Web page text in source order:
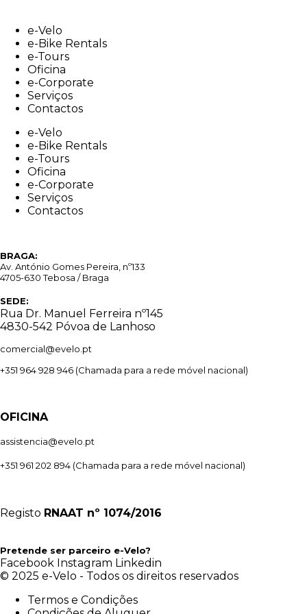
contente-Velo
e-Bike Rentals
e-Tours
Oficina
e-Corporate
Serviços
Contactos
e-Velo
e-Bike Rentals
e-Tours
Oficina
e-Corporate
Serviços
Contactos
BRAGA:
Av. António Gomes Pereira, nº133
4705-630 Tebosa / Braga
SEDE:
Rua Dr. Manuel Ferreira nº145
4830-542 Póvoa de Lanhoso
comercial@evelo.pt
+351 964 928 946 (Chamada para a rede móvel nacional)
OFICINA
assistencia@evelo.pt
+351 961 202 894 (Chamada para a rede móvel nacional)
Registo RNAAT nº 1074/2016
Pretende ser parceiro e-Velo?
Facebook Instagram Linkedin
© 2025 e-Velo - Todos os direitos reservados
Termos e Condições